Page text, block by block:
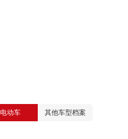
电动车 其他车型档案